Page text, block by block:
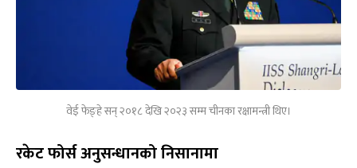
वेई फेङ्हे सन् २०१८ देखि २०२३ सम्म चीनका रक्षामन्त्री थिए।
रकेट फोर्स अनुसन्धानको निसानामा